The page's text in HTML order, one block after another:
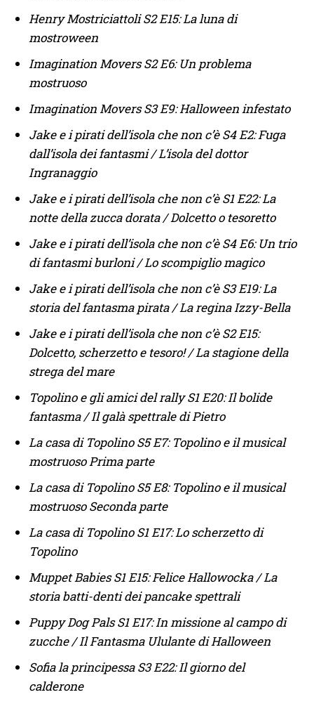
Henry Mostriciattoli S2 E15: La luna di
mostroween
Imagination Movers S2 E6: Un problema
mostruoso
Imagination Movers S3 E9: Halloween infestato
Jake e i pirati dell’isola che non c’è S4 E2: Fuga
dall’isola dei fantasmi / L’isola del dottor
Ingranaggio
Jake e i pirati dell’isola che non c’è S1 E22: La
notte della zucca dorata / Dolcetto o tesoretto
Jake e i pirati dell’isola che non c’è S4 E6: Un trio
di fantasmi burloni / Lo scompiglio magico
Jake e i pirati dell’isola che non c’è S3 E19: La
storia del fantasma pirata / La regina Izzy-Bella
Jake e i pirati dell’isola che non c’è S2 E15:
Dolcetto, scherzetto e tesoro! / La stagione della
strega del mare
Topolino e gli amici del rally S1 E20: Il bolide
fantasma / Il galà spettrale di Pietro
La casa di Topolino S5 E7: Topolino e il musical
mostruoso Prima parte
La casa di Topolino S5 E8: Topolino e il musical
mostruoso Seconda parte
La casa di Topolino S1 E17: Lo scherzetto di
Topolino
Muppet Babies S1 E15: Felice Hallowocka / La
storia batti-denti dei pancake spettrali
Puppy Dog Pals S1 E17: In missione al campo di
zucche / Il Fantasma Ululante di Halloween
Sofia la principessa S3 E22: Il giorno del
calderone